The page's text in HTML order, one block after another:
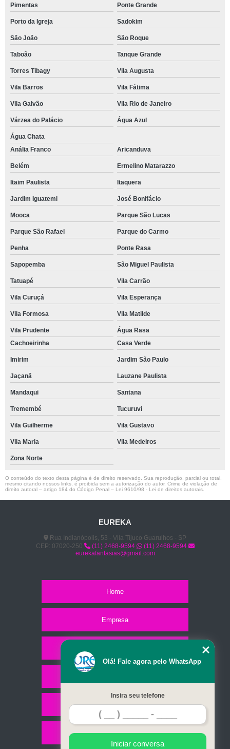
Pimentas Ponte Grande
Porto da Igreja Sadokim
São João São Roque
Taboão Tanque Grande
Torres Tibagy Vila Augusta
Vila Barros Vila Fátima
Vila Galvão Vila Rio de Janeiro
Várzea do Palácio Água Azul
Água Chata
Anália Franco
Aricanduva
Belém Ermelino Matarazzo
Itaim Paulista Itaquera
Jardim Iguatemi José Bonifácio
Mooca Parque São Lucas
Parque São Rafael Parque do Carmo
Penha Ponte Rasa
Sapopemba São Miguel Paulista
Tatuapé Vila Carrão
Vila Curuçá Vila Esperança
Vila Formosa Vila Matilde
Vila Prudente
Água Rasa
Cachoeirinha
Casa Verde
Imirim Jardim São Paulo
Jaçanã Lauzane Paulista
Mandaqui Santana
Tremembé Tucuruvi
Vila Guilherme Vila Gustavo
Vila Maria Vila Medeiros
Zona Norte
O conteúdo do texto desta página é de direito reservado. Sua reprodução, parcial ou total,
mesmo citando nossos links, é proibida sem a autorização do autor. Crime de violação de
direito autoral – artigo 184 do Código Penal – Lei 9610/98 - Lei de direitos autorais
EUREKA
Rua Indianópolis, 53 - Vila Tijuco Guarulhos - SP
CEP: 07020-250
(11) 2468-9594
(11) 2468-9594
eurekafantasias@gmail.com
Home
Empresa
Contato
Mapa do site
Olá! Fale agora pelo WhatsApp
Insira seu telefone
Iniciar conversa